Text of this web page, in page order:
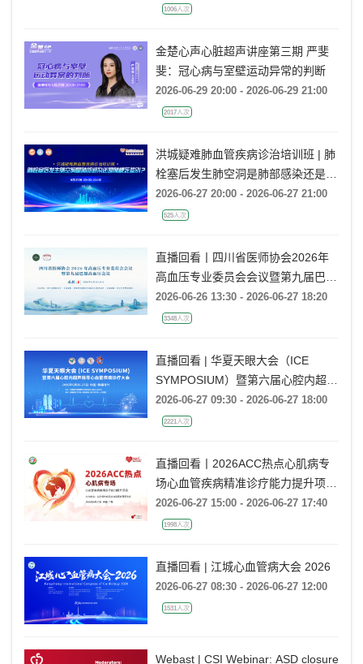
2026-06-29 19:30 - 2026-06-29 21:10
金楚心声心脏超声讲座第三期 严斐
斐：冠心病与室壁运动异常的判断
2026-06-29 20:00 - 2026-06-29 21:00
洪城疑难肺血管疾病诊治培训班 | 肺
栓塞后发生肺空洞是肺部感染还是肺
梗死鉴别？
2026-06-27 20:00 - 2026-06-27 21:00
直播回看丨四川省医师协会2026年
高血压专业委员会会议暨第九届巴蜀
高血压会议
2026-06-26 13:30 - 2026-06-27 18:20
直播回看 | 华夏天眼大会（ICE
SYMPOSIUM）暨第六届心腔内超声
指导心血管疾病诊疗大会
2026-06-27 09:30 - 2026-06-27 18:00
直播回看丨2026ACC热点心肌病专
场心血管疾病精准诊疗能力提升项目
广州场
2026-06-27 15:00 - 2026-06-27 17:40
直播回看 | 江城心血管病大会 2026
2026-06-27 08:30 - 2026-06-27 12:00